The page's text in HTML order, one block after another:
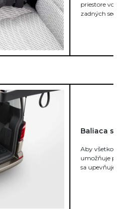
priestore
zadných
Baliaca
Aby všetko
umožňuje
sa upevňuje